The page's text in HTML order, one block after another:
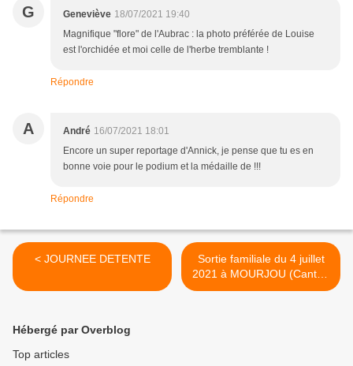
G Geneviève 18/07/2021 19:40
Magnifique "flore" de l'Aubrac : la photo préférée de Louise
est l'orchidée et moi celle de l'herbe tremblante !
Répondre
A André 16/07/2021 18:01
Encore un super reportage d'Annick, je pense que tu es en
bonne voie pour le podium et la médaille de !!!
Répondre
< JOURNEE DETENTE
Sortie familiale du 4 juillet
2021 à MOURJOU (Cantal)
>
Hébergé par Overblog
Top articles